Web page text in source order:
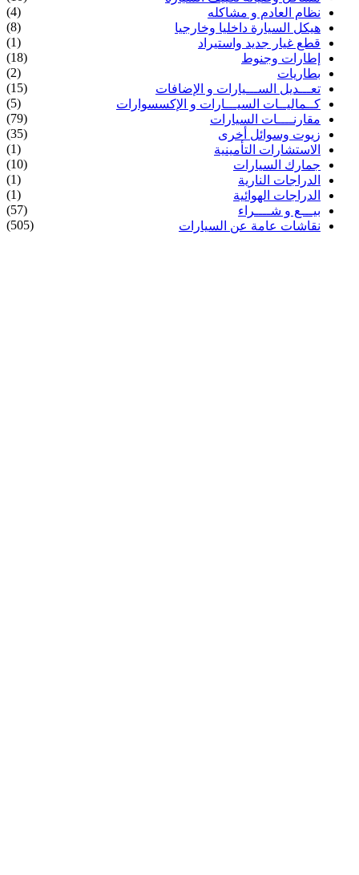
نظام العادم و مشاكله
(4)
هيكل السيارة داخليا وخارجيا
(8)
قطع غيار جديد واستيراد
(1)
إطارات وجنوط
(18)
بطاريات
(2)
تعـــديل الســـيارات و الإضافات
(15)
كــماليــات السيـــارات و الإكسسوارات
(5)
مقارنــــات السيارات
(79)
زيوت وسوائل أخرى
(35)
الاستشارات التأمينية
(1)
جمارك السيارات
(10)
الدراجات النارية
(1)
الدراجات الهوائية
(1)
بيـــع و شــــراء
(57)
نقاشات عامة عن السيارات
(505)